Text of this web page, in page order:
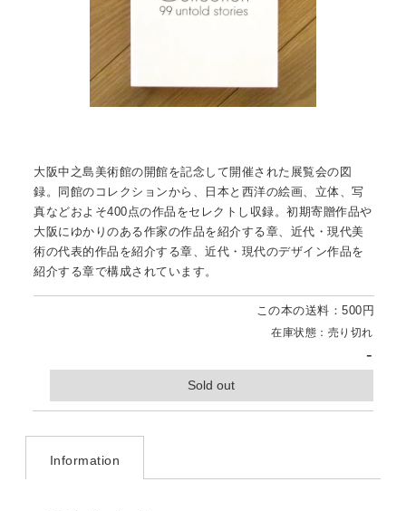
大阪中之島美術館の開館を記念して開催された展覧会の図
録。同館のコレクションから、日本と西洋の絵画、立体、写
真などおよそ400点の作品をセレクトし収録。初期寄贈作品や
大阪にゆかりのある作家の作品を紹介する章、近代・現代美
術の代表的作品を紹介する章、近代・現代のデザイン作品を
紹介する章で構成されています。
この本の送料：500円
在庫状態：売り切れ
-
Sold out
Information